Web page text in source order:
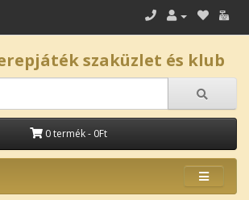
szaküzlet és klub
0 termék - 0Ft